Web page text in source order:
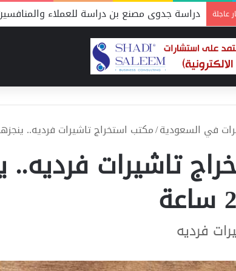
عاجلة دراسة جدوى مصنع بن دراسة للعملاء
في السعودية/مكتب استخراج تاشيرات فرديه.. ينجزها لك
تاشيرات فرديه..
فرديه